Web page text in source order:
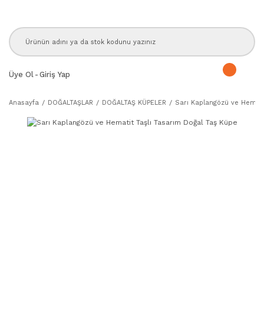
Üye Ol - Giriş Yap
Anasayfa DOĞALTAŞLAR DOĞALTAŞ KÜPELER Sarı Kaplangözü ve